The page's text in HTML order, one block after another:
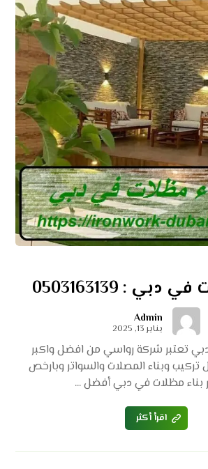
: 0503163139
Admin
يناير 13, 2025
تعتبر شركة رواسي من افضل واكبر
وبناء المصلات والسواتر وبارخص
بناء مظلات في دبي أفضل ...
اقرأ أكثر